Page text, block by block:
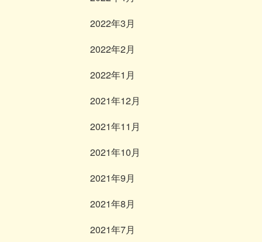
2022年3月
2022年2月
2022年1月
2021年12月
2021年11月
2021年10月
2021年9月
2021年8月
2021年7月